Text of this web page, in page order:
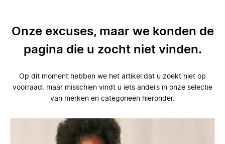
Onze excuses, maar we konden de
pagina die u zocht niet vinden.
Op dit moment hebben we het artikel dat u zoekt niet op
voorraad, maar misschien vindt u iets anders in onze selectie
van merken en categorieën hieronder.